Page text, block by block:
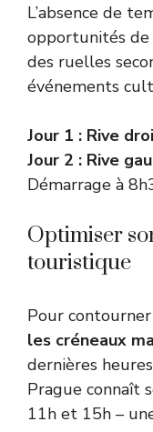
L’absence de
opportunités de
des ruelles
événements
Jour 1 : Rive
Jour 2 : Rive
Démarrage à
Optimiser
touristique
Pour
les créneaux
dernières
Prague connaît
11h et 15h –